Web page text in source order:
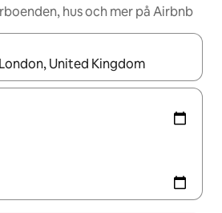
hus och mer på Airbnb
kan du navigera med upp- och